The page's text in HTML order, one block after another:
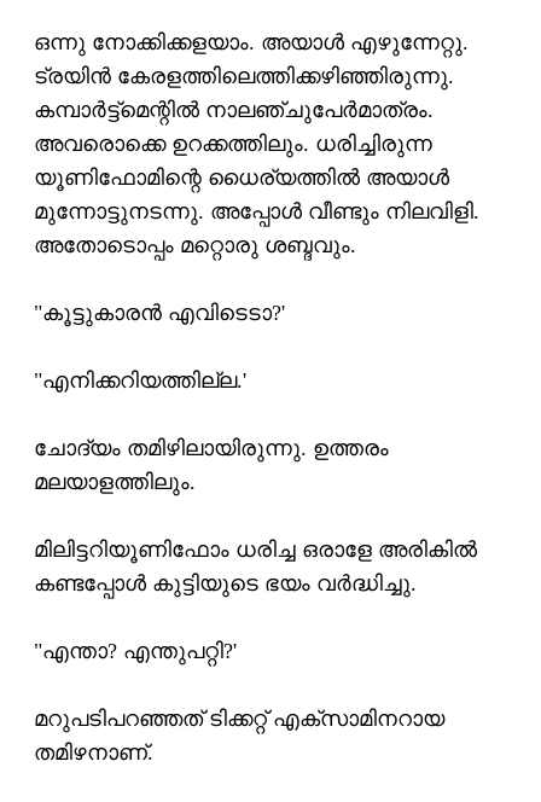
ഒന്നു നോക്കിക്കളയാം. അയാള്‍ എഴുന്നേറ്റു.
ട്രയിന്‍ കേരളത്തിലെത്തിക്കഴിഞ്ഞിരുന്നു.
കമ്പാര്‍ട്ട്‌മെന്റില്‍ നാലഞ്ചുപേര്‍മാത്രം.
അവരൊക്കെ ഉറക്കത്തിലും. ധരിച്ചിരുന്ന
യൂണിഫോമിന്റെ ധൈര്യത്തില്‍ അയാള്‍
മുന്നോട്ടുനടന്നു. അപ്പോള്‍ വീണ്ടും നിലവിളി.
അതോടൊപ്പം മറ്റൊരു ശബ്ദവും.
"കൂട്ടുകാരന്‍ എവിടെടാ?'
"എനിക്കറിയത്തില്ല.'
ചോദ്യം തമിഴിലായിരുന്നു. ഉത്തരം
മലയാളത്തിലും.
മിലിട്ടറിയൂണിഫോം ധരിച്ച ഒരാളേ അരികില്‍
കണ്ടപ്പോള്‍ കുട്ടിയുടെ ഭയം വര്‍ദ്ധിച്ചു.
"എന്താ? എന്തുപറ്റി?'
മറുപടിപറഞ്ഞത് ടിക്കറ്റ് എക്‌സാമിനറായ
തമിഴനാണ്.